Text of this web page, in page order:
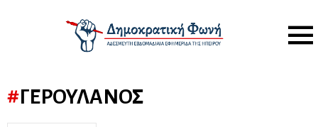
Menu
ΓΕΡΟΥΛΆΝΟΣ